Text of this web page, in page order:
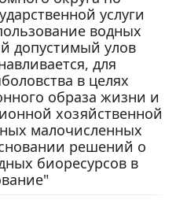
услуги
водных
допустимый улов
для
в целях
образа жизни и
хозяйственной
малочисленных
решений о
биоресурсов в